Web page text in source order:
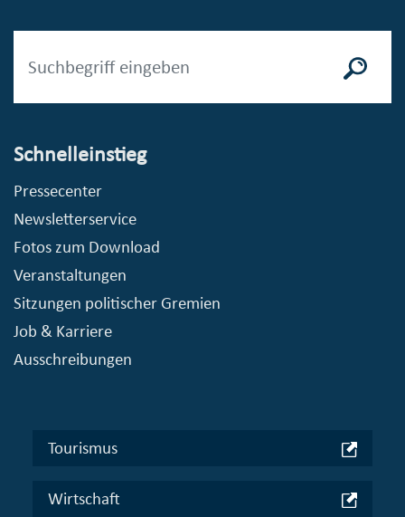
Schnelleinstieg
Pressecenter
Newsletterservice
Fotos zum Download
Veranstaltungen
Sitzungen politischer Gremien
Job & Karriere
Ausschreibungen
Tourismus
Wirtschaft